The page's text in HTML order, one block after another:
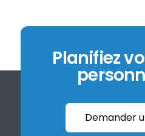
Planifiez
Demander